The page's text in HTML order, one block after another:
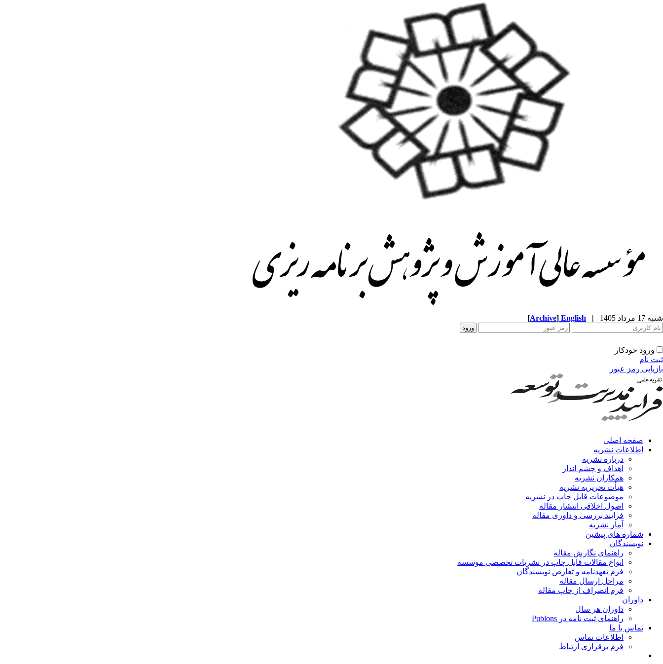
شنبه 17 مرداد 1405 |
English
[Archive]
ورود خودکار
ثبت نام
بازیابی رمز عبور
صفحه اصلی
اطلاعات نشریه
درباره نشریه
اهداف و چشم انداز
همکاران نشریه
هیأت تحریریه نشریه
موضوعات قابل چاپ در نشریه
اصول اخلاقی انتشار مقاله
فرایند بررسی و داوری مقاله
آمار نشریه
شماره های پیشین
نویسندگان
راهنمای نگارش مقاله
انواع مقالات قابل چاپ در نشریات تخصصی موسسه
فرم تعهدنامه و تعارض نویسندگان
مراحل ارسال مقاله
فرم انصراف از چاپ مقاله
داوران
داوران هر سال
راهنمای ثبت نامه در Publons
تماس با ما
اطلاعات تماس
فرم برقراری ارتباط